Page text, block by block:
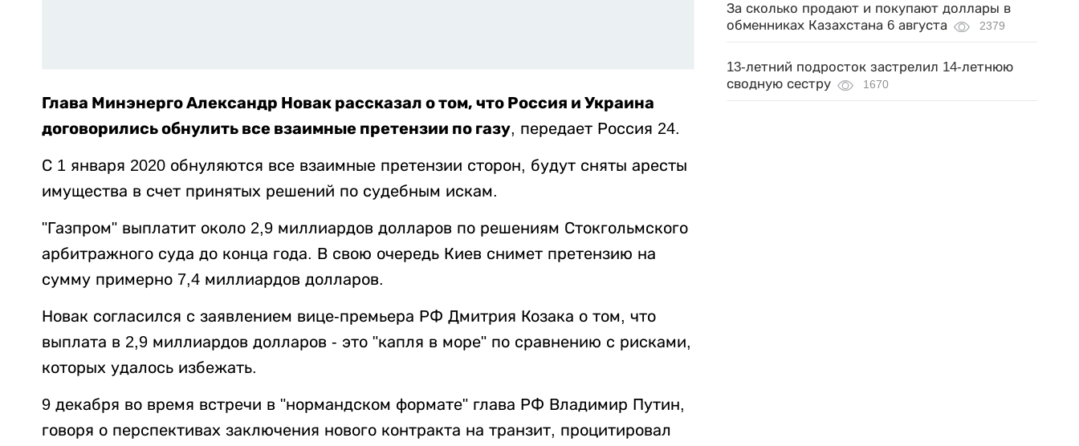
Глава Минэнерго Александр Новак рассказал о том, что Россия и Украина
договорились обнулить все взаимные претензии по газу, передает Россия 24.
С 1 января 2020 обнуляются все взаимные претензии сторон, будут сняты аресты
имущества в счет принятых решений по судебным искам.
"Газпром" выплатит около 2,9 миллиардов долларов по решениям Стокгольмского
арбитражного суда до конца года. В свою очередь Киев снимет претензию на
сумму примерно 7,4 миллиардов долларов.
Новак согласился с заявлением вице-премьера РФ Дмитрия Козака о том, что
выплата в 2,9 миллиардов долларов - это "капля в море" по сравнению с рисками,
которых удалось избежать.
9 декабря во время встречи в "нормандском формате" глава РФ Владимир Путин,
говоря о перспективах заключения нового контракта на транзит, процитировал
За сколько продают и покупают доллары в
обменниках Казахстана 6 августа
2379
13-летний подросток застрелил 14-летнюю
сводную сестру
1670